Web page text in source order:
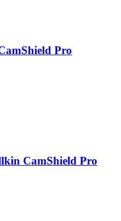
Pro
CamShield Pro